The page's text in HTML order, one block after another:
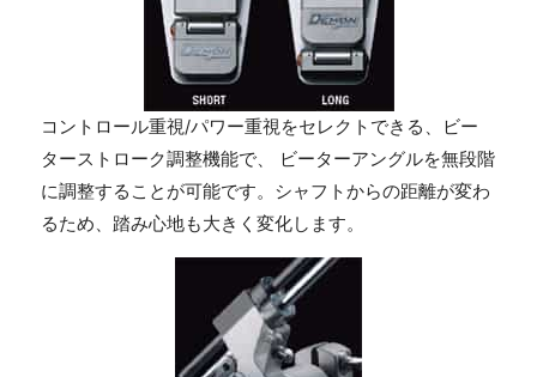
コントロール重視/パワー重視をセレクトできる、ビー
ターストローク調整機能で、 ビーターアングルを無段階
に調整することが可能です。シャフトからの距離が変わ
るため、踏み心地も大きく変化します。